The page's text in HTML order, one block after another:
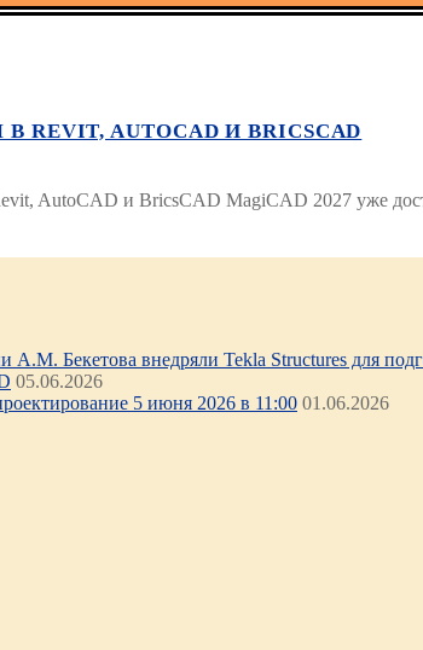
AUTOCAD И BRICSCAD
AutoCAD и BricsCAD MagiCAD 2027 уже
А.М. Бекетова внедряли Tekla Structures для
05.06.2026
5 июня 2026 в 11:00 01.06.2026